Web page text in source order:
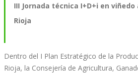
III Jornada técnica I+D+i en
Rioja
Dentro del I Plan Estratégico de la
Rioja, la Consejería de Agricultura,